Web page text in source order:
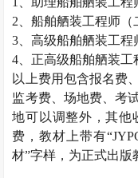
2 、船舶舾装工程师（
3 、高级船舶舾装工程
4 、正高级船舶舾装
以上费用包含报名费
监考费、场地费、考
地可以调整外，其他
费，教材上带有“
材”字样，为正式出版